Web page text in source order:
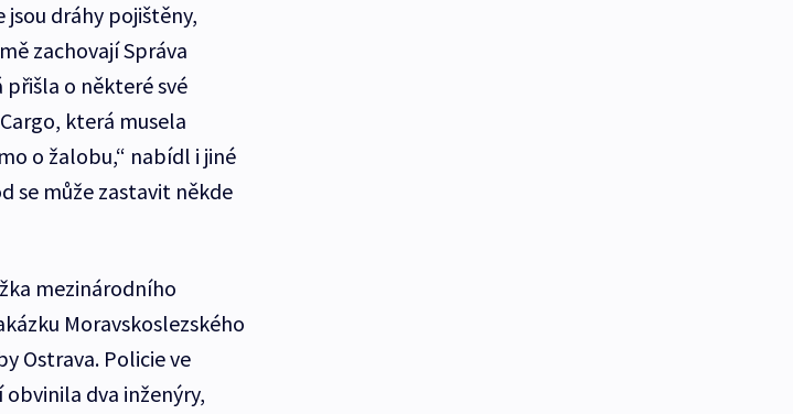
jsou dráhy pojištěny,
zachovají Správa
přišla o některé své
která musela
o žalobu,“ nabídl i jiné
se může zastavit někde
mezinárodního
Moravskoslezského
Ostrava. Policie ve
dva inženýry,